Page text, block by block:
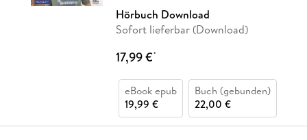
Hörbuch Download
Sofort lieferbar (Download)
17,99 €*
eBook epub
19,99 €
Buch (gebunden)
22,00 €